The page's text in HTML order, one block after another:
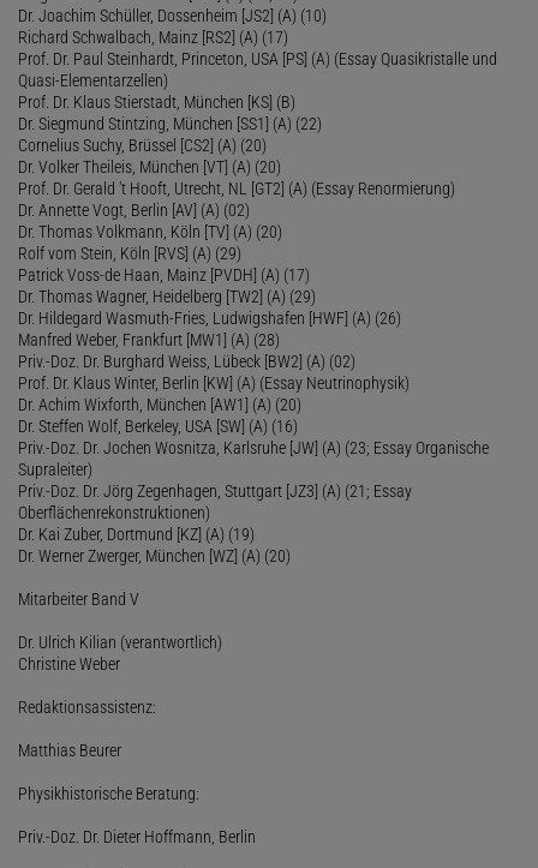
Dr. Joachim Schüller, Dossenheim [JS2] (A) (10)
Richard Schwalbach, Mainz [RS2] (A) (17)
Prof. Dr. Paul Steinhardt, Princeton, USA [PS] (A) (Essay Quasikristalle und
Quasi-Elementarzellen)
Prof. Dr. Klaus Stierstadt, München [KS] (B)
Dr. Siegmund Stintzing, München [SS1] (A) (22)
Cornelius Suchy, Brüssel [CS2] (A) (20)
Dr. Volker Theileis, München [VT] (A) (20)
Prof. Dr. Gerald 't Hooft, Utrecht, NL [GT2] (A) (Essay Renormierung)
Dr. Annette Vogt, Berlin [AV] (A) (02)
Dr. Thomas Volkmann, Köln [TV] (A) (20)
Rolf vom Stein, Köln [RVS] (A) (29)
Patrick Voss-de Haan, Mainz [PVDH] (A) (17)
Dr. Thomas Wagner, Heidelberg [TW2] (A) (29)
Dr. Hildegard Wasmuth-Fries, Ludwigshafen [HWF] (A) (26)
Manfred Weber, Frankfurt [MW1] (A) (28)
Priv.-Doz. Dr. Burghard Weiss, Lübeck [BW2] (A) (02)
Prof. Dr. Klaus Winter, Berlin [KW] (A) (Essay Neutrinophysik)
Dr. Achim Wixforth, München [AW1] (A) (20)
Dr. Steffen Wolf, Berkeley, USA [SW] (A) (16)
Priv.-Doz. Dr. Jochen Wosnitza, Karlsruhe [JW] (A) (23; Essay Organische
Supraleiter)
Priv.-Doz. Dr. Jörg Zegenhagen, Stuttgart [JZ3] (A) (21; Essay
Oberflächenrekonstruktionen)
Dr. Kai Zuber, Dortmund [KZ] (A) (19)
Dr. Werner Zwerger, München [WZ] (A) (20)
Mitarbeiter Band V
Dr. Ulrich Kilian (verantwortlich)
Christine Weber
Redaktionsassistenz:
Matthias Beurer
Physikhistorische Beratung:
Priv.-Doz. Dr. Dieter Hoffmann, Berlin